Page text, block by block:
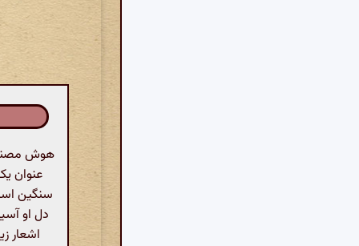
هوش
عنوان
سنگین
دل او
اشعار